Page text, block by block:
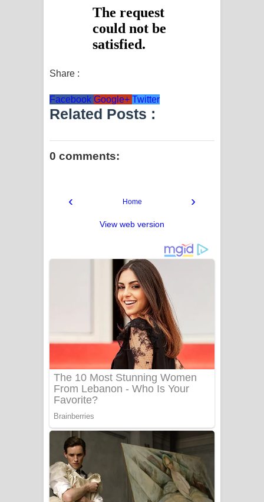
Share :
Facebook Google+ Twitter
Related Posts :
0 comments:
‹ ›
Home
View web version